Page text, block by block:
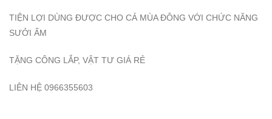
TIỆN LỢI DÙNG ĐƯỢC CHO CẢ MÙA ĐÔNG VỚI CHỨC NĂNG
SƯỞI ẤM
TẶNG CÔNG LẮP, VẬT TƯ GIÁ RẺ
LIÊN HỆ 0966355603